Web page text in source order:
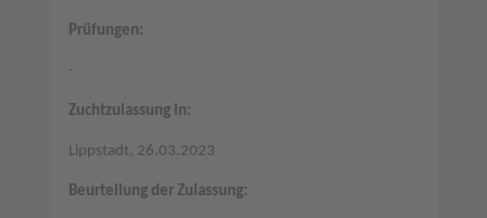
Prüfungen:
-
Zuchtzulassung in:
Lippstadt, 26.03.2023
Beurteilung der Zulassung: